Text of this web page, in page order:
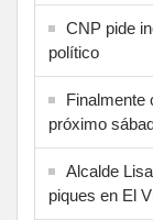
CNP pide
político
Finalmente
próximo
Alcalde
piques en El